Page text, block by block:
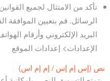
تأكد من الامتثال لجميع
الرسائل. قم بتعيين الموافقة
البريد الإلكتروني وأرقام
الإعدادات> إعدادات الموقع
نص (إس إم إس / إم إم اس)